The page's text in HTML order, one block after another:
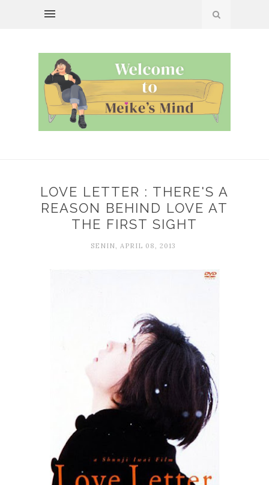
LOVE LETTER : THERE'S A
REASON BEHIND LOVE AT
THE FIRST SIGHT
SENIN, APRIL 08, 2013